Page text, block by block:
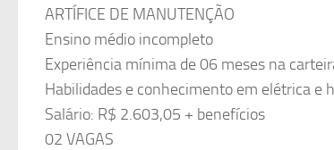
ARTÍFICE DE MANUTENÇÃO
Ensino médio incompleto
Experiência mínima de 06 meses na
Habilidades e conhecimento em elétrica e
Salário: R$ 2.603,05 + benefícios
02 VAGAS